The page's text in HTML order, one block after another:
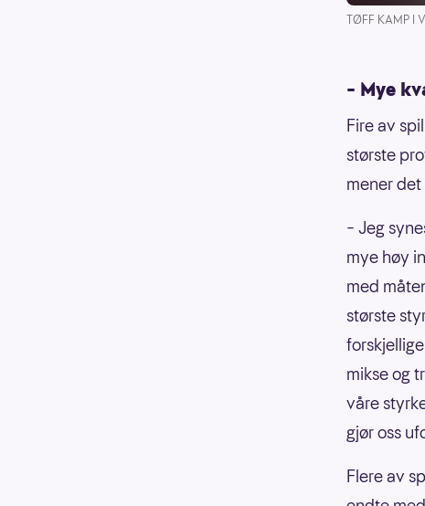
TØFF KAMP I
– Mye
Fire av
største
mener
– Jeg
mye høy
med
største
mikse og
våre
gjør oss
Flere av